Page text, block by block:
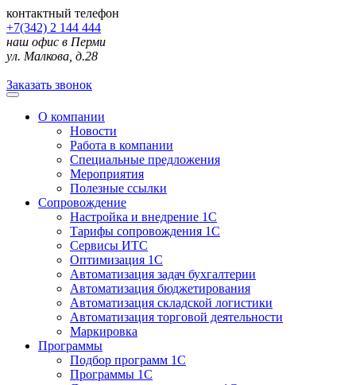
контактный телефон
+7(342) 2 144 444
наш офис в Перми
ул. Малкова, д.28
Заказать звонок
О компании
Новости
Работа в компании
Специальные предложения
Мероприятия
Полезные ссылки
Сопровождение
Настройка и внедрение 1С
Тарифы сопровождения 1С
Сервисы ИТС
Оптимизация 1С
Автоматизация задач бухгалтерии
Автоматизация бюджетирования
Автоматизация складской логистики
Автоматизация торговой деятельности
Маркировка
Программы
Подбор программ 1С
Программы 1С